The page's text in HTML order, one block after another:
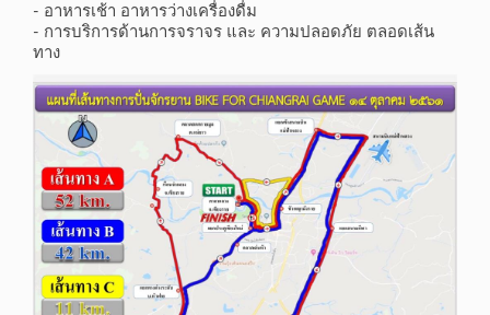
- อาหารเช้า อาหารว่างเครื่องดื่ม
- การบริการด้านการจราจร และ ความปลอดภัย ตลอดเส้น
ทาง